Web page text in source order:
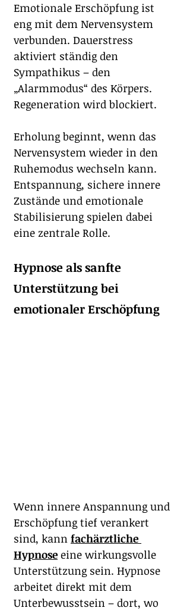
Emotionale Erschöpfung ist
eng mit dem Nervensystem
verbunden. Dauerstress
aktiviert ständig den
Sympathikus – den
„Alarmmodus“ des Körpers.
Regeneration wird blockiert.
Erholung beginnt, wenn das
Nervensystem wieder in den
Ruhemodus wechseln kann.
Entspannung, sichere innere
Zustände und emotionale
Stabilisierung spielen dabei
eine zentrale Rolle.
Hypnose als sanfte
Unterstützung bei
emotionaler Erschöpfung
Wenn innere Anspannung und
Erschöpfung tief verankert
sind, kann fachärztliche
Hypnose eine wirkungsvolle
Unterstützung sein. Hypnose
arbeitet direkt mit dem
Unterbewusstsein – dort, wo